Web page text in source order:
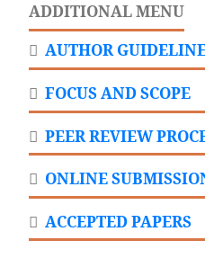
ADDITIONAL MENU
AUTHOR
FOCUS AND SCOPE
PEER REVIEW
ONLINE
ACCEPTED PAPERS